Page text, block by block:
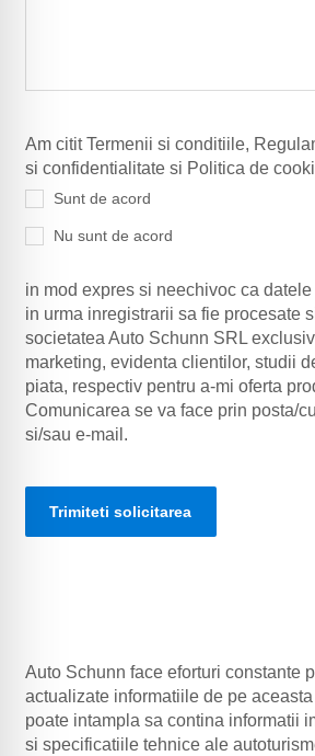
Am citit Termenii si conditiile,
si confidentialitate si Politica de
Sunt de acord
Nu sunt de acord
in mod expres si neechivoc ca
in urma inregistrarii sa fie procesate
societatea Auto Schunn SRL
marketing, evidenta clientilor, studii
piata, respectiv pentru a-mi oferta
Comunicarea se va face prin posta/
si/sau e-mail.
Auto Schunn face eforturi constante
actualizate informatiile de pe
poate intampla sa contina informatii
si specificatiile tehnice ale